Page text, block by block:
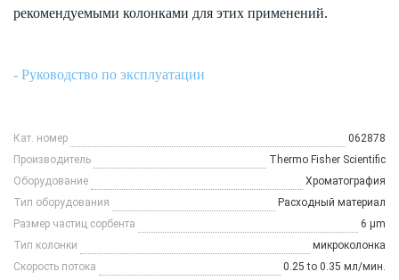
рекомендуемыми колонками для этих применений.
- Руководство по эксплуатации
Кат. номер
062878
Производитель
Thermo Fisher Scientific
Оборудование
Хроматография
Тип оборудования
Расходный материал
Размер частиц сорбента
6 µm
Тип колонки
микроколонка
Скорость потока
0.25 to 0.35 мл/мин.